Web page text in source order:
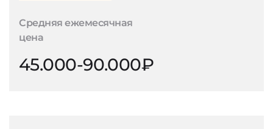
Средняя ежемесячная
цена
45.000-90.000₽